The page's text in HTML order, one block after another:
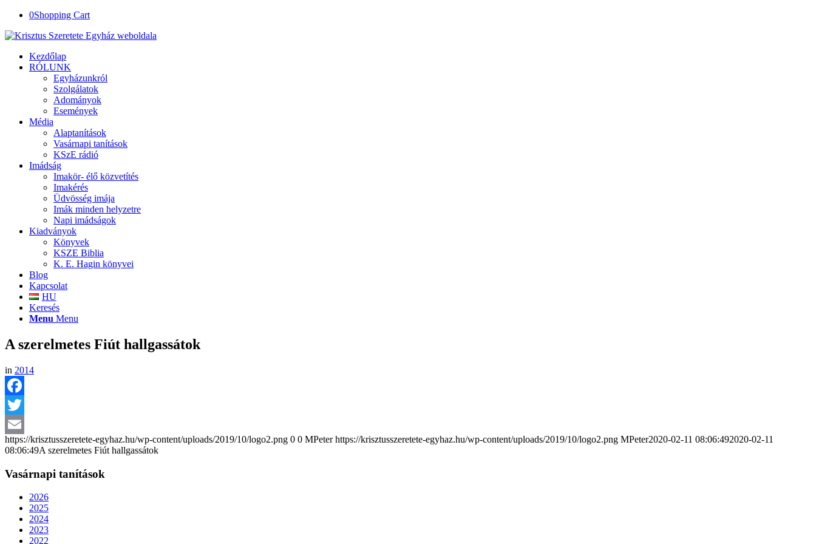
0Shopping Cart
Kezdőlap
RÓLUNK
Egyházunkról
Szolgálatok
Adományok
Események
Média
Alaptanítások
Vasárnapi tanítások
KSzE rádió
Imádság
Imakör- élő közvetítés
Imakérés
Üdvösség imája
Imák minden helyzetre
Napi imádságok
Kiadványok
Könyvek
KSZE Biblia
K. E. Hagin könyvei
Blog
Kapcsolat
HU
Keresés
Menu Menu
A szerelmetes Fiút hallgassátok
in 2014
Facebook
Twitter
Email
https://krisztusszeretete-egyhaz.hu/wp-content/uploads/2019/10/logo2.png 0 0 MPeter https://krisztusszeretete-egyhaz.hu/wp-content/uploads/2019/10/logo2.png MPeter2020-02-11 08:06:492020-02-11
08:06:49A szerelmetes Fiút hallgassátok
Vasárnapi tanítások
2026
2025
2024
2023
2022